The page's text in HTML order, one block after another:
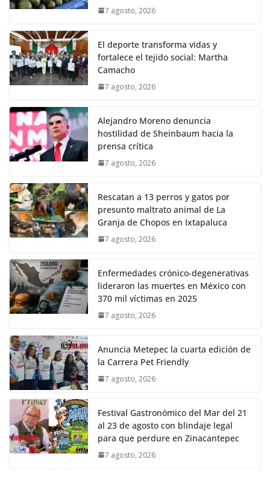
7 agosto, 2026
El deporte transforma vidas y
fortalece el tejido social: Martha
Camacho
7 agosto, 2026
Alejandro Moreno denuncia
hostilidad de Sheinbaum hacia la
prensa crítica
7 agosto, 2026
Rescatan a 13 perros y gatos por
presunto maltrato animal de La
Granja de Chopos en Ixtapaluca
7 agosto, 2026
Enfermedades crónico-degenerativas
lideraron las muertes en México con
370 mil víctimas en 2025
7 agosto, 2026
Anuncia Metepec la cuarta edición de
la Carrera Pet Friendly
7 agosto, 2026
Festival Gastronómico del Mar del 21
al 23 de agosto con blindaje legal
para que perdure en Zinacantepec
7 agosto, 2026